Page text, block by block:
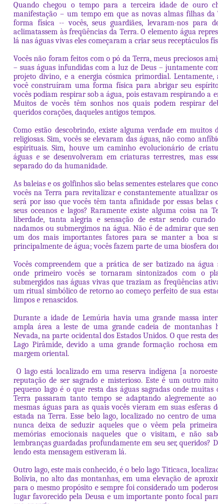
Quando chegou o tempo para a terceira idade de ouro
manifestação – um tempo em que as novas almas filhas
forma física -- vocês, seus guardiães, levaram-nos para
aclimatassem às freqüências da Terra. O elemento água
lá nas águas vivas eles começaram a criar seus receptáculos
Vocês não foram feitos com o pó da Terra, meus preciosos
– suas águas infundidas com a luz de Deus – juntamente
projeto divino, e a energia cósmica primordial. Lentamente,
você construíram uma forma física para abrigar seu
vocês podiam respirar sob a água, pois estavam respirando a
Muitos de vocês têm sonhos nos quais podem respirar
queridos corações, daqueles antigos tempos.
Como estão descobrindo, existe alguma verdade em muitos
religiosas. Sim, vocês se elevaram das águas, não como
espirituais. Sim, houve um caminho evolucionário de
águas e se desenvolveram em criaturas terrestres, mas
separado do da humanidade.
As baleias e os golfinhos são belas sementes estelares que
vocês na Terra para revitalizar e constantemente atualizar
será por isso que vocês têm tanta afinidade por essas
seus oceanos e lagos? Raramente existe alguma coisa na
liberdade, tanta alegria e sensação de estar sendo
nadamos ou submergimos na água. Não é de admirar que
um dos mais importantes fatores para se manter a boa
principalmente de água; vocês fazem parte de uma biosfera
Vocês compreendem que a prática de ser batizado na
onde primeiro vocês se tornaram sintonizados com o
submergidos nas águas vivas que traziam as freqüências
um ritual simbólico de retorno ao começo perfeito de sua
limpos e renascidos.
Durante a idade de Lemúria havia uma grande massa
ampla área a leste de uma grande cadeia de montanhas
Nevada, na parte ocidental dos Estados Unidos. O que resta
Lago Pirâmide, devido a uma grande formação rochosa
margem oriental.
O lago está localizado em uma reserva indígena [a
reputação de ser sagrado e misterioso. Este é um outro
pequeno lago é o que resta das águas sagradas onde
Terra passaram tanto tempo se adaptando alegremente
mesmas águas para as quais vocês vieram em suas esferas
estada na Terra. Esse belo lago, localizado no centro de uma
nunca deixa de seduzir aqueles que o vêem pela
memórias emocionais naqueles que o visitam, e não
lembranças guardadas profundamente em seu ser, queridos?
lendo esta mensagem estiveram lá.
Outro lago, este mais conhecido, é o belo lago Titicaca,
Bolívia, no alto das montanhas, em uma elevação de
para o mesmo propósito e sempre foi considerado um
lugar favorecido pela Deusa e um importante ponto focal